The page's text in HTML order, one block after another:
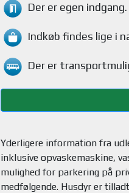
Der er egen indgang.
Indkøb findes lige i
Der er
Yderligere information fra
inklusive opvaskemaskine,
mulighed for parkering på
medfølgende. Husdyr er